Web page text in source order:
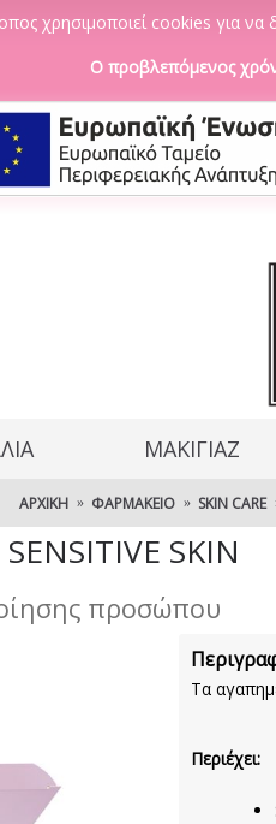
χρησιμοποιεί cookies για να
Ο προβλεπόμενος
ΜΑΚΙΓΙΑΖ
ΑΡΧΙΚΉ ΦΑΡΜΑΚΕΊΟ SKIN CARE
SKIN
προσώπου
Τα
Περιέχει: